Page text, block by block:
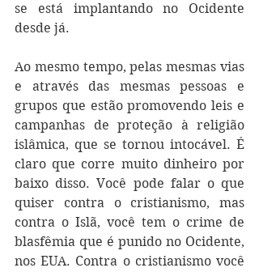
se está implantando no Ocidente
desde já.
Ao mesmo tempo, pelas mesmas vias
e através das mesmas pessoas e
grupos que estão promovendo leis e
campanhas de proteção à religião
islâmica, que se tornou intocável. É
claro que corre muito dinheiro por
baixo disso. Você pode falar o que
quiser contra o cristianismo, mas
contra o Islã, você tem o crime de
blasfêmia que é punido no Ocidente,
nos EUA. Contra o cristianismo você